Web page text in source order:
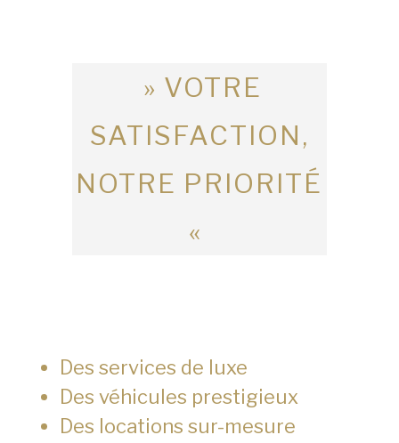
» VOTRE
SATISFACTION,
NOTRE PRIORITÉ
«
Des services de luxe
Des véhicules prestigieux
Des locations sur-mesure